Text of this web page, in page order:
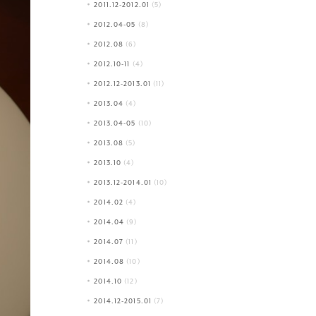
2011.12-2012.01 (5)
2012.04-05 (8)
2012.08 (6)
2012.10-11 (4)
2012.12-2013.01 (11)
2013.04 (4)
2013.04-05 (10)
2013.08 (5)
2013.10 (4)
2013.12-2014.01 (10)
2014.02 (4)
2014.04 (9)
2014.07 (11)
2014.08 (10)
2014.10 (12)
2014.12-2015.01 (7)